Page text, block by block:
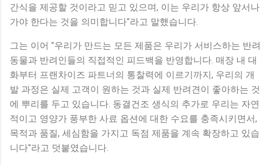
간식을 제공할 것이라고 믿고 있으며, 이는 우리가 항상 앞서나
가야 한다는 것을 의미합니다"라고 말했습니다.
그는 이어 "우리가 만드는 모든 제품은 우리가 서비스하는 반려
동물과 반려인들의 직접적인 피드백을 반영합니다. 매장 내 대
화부터 프랜차이즈 파트너의 통찰력에 이르기까지, 우리의 개
발 과정은 실제 고객이 원하는 것과 실제 반려견이 좋아하는 것
에 뿌리를 두고 있습니다. 동결건조 생식의 추가로 우리는 자연
적이고 영양가 풍부한 사료 옵션에 대한 수요를 충족시키면서,
목적과 품질, 세심함을 가지고 독점 제품을 계속 확장하고 있습
니다"라고 덧붙였습니다.